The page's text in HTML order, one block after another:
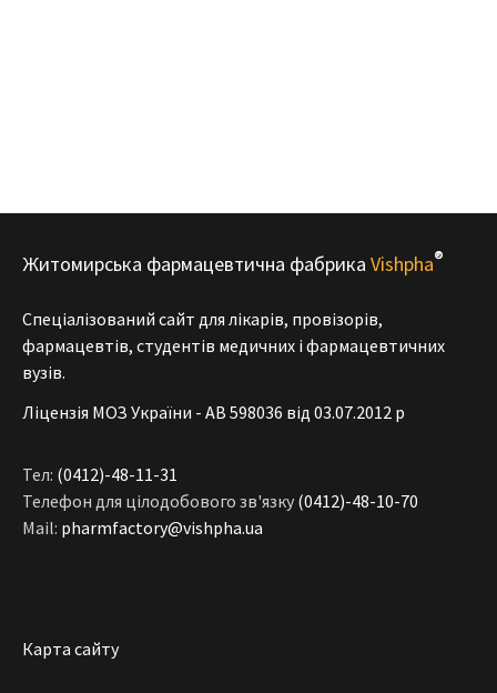
Житомирська фармацевтична фабрика Vishpha®
Спеціалізований сайт для лікарів, провізорів,
фармацевтів, студентів медичних і фармацевтичних
вузів.
Ліцензія МОЗ України - АВ 598036 від 03.07.2012 р
Тел: (0412)-48-11-31
Телефон для цілодобового зв'язку (0412)-48-10-70
Mail: pharmfactory@vishpha.ua
Карта сайту